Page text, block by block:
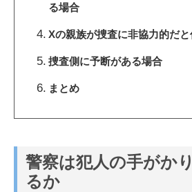
る場合
Xの親族が捜査に非協力的だ
捜査側に予断がある場合
まとめ
警察は犯人の手がか
るか